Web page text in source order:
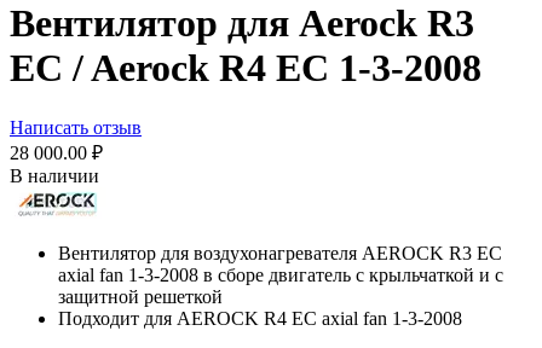
Вентилятор для Aerock R3
EC / Aerock R4 EC 1-3-2008
Написать отзыв
28 000.00 ₽
В наличии
Вентилятор для воздухонагревателя AEROCK R3 EC
axial fan 1-3-2008 в сборе двигатель с крыльчаткой и с
защитной решеткой
Подходит для AEROCK R4 EC axial fan 1-3-2008